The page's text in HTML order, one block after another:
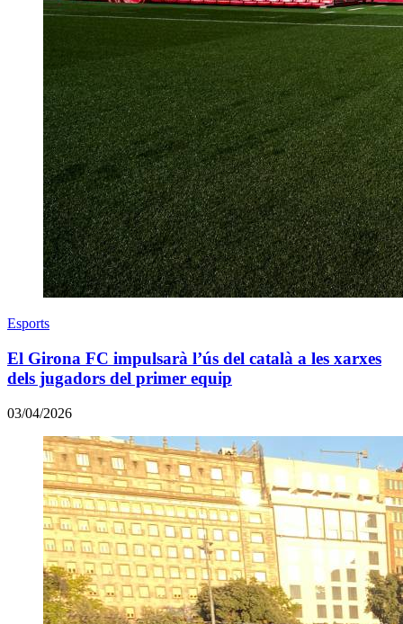
Esports
El Girona FC impulsarà l’ús del català a les xarxes
dels jugadors del primer equip
03/04/2026